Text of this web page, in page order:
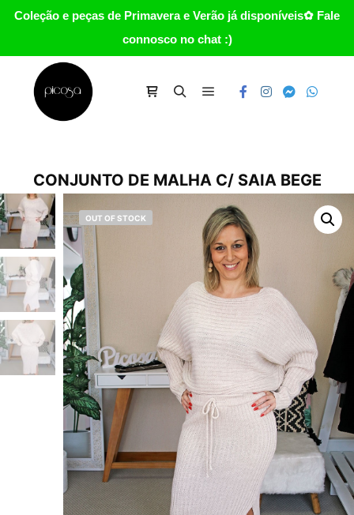
Coleção e peças de Primavera e Verão já disponíveis✿ Fale
connosco no chat :)
CONJUNTO DE MALHA C/ SAIA BEGE
OUT OF STOCK